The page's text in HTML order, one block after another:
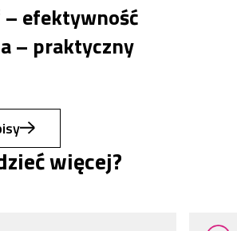
– efektywność
– praktyczny
więcej?